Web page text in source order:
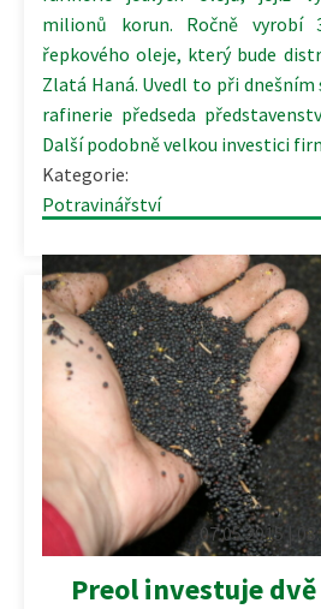
milionů korun. Ročně vyrobí
řepkového oleje, který bude
Zlatá Haná. Uvedl to při
rafinerie předseda
Další podobně velkou investici
Kategorie:
Potravinářství
07.05.2015 |
Preol investuje